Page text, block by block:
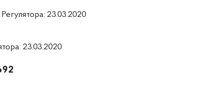
23.03.2020
23.03.2020